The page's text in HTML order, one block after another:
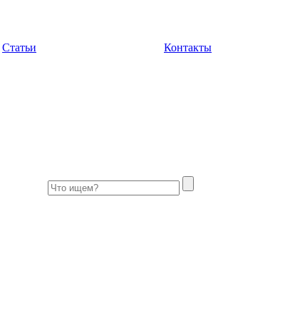
Статьи Контакты